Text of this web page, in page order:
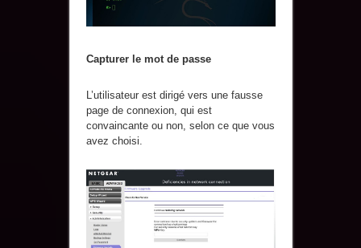
Capturer le mot de passe
L’utilisateur est dirigé vers une fausse
page de connexion, qui est
convaincante ou non, selon ce que vous
avez choisi.